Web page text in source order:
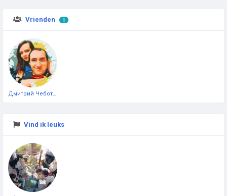
Vrienden 1
Vind ik leuks